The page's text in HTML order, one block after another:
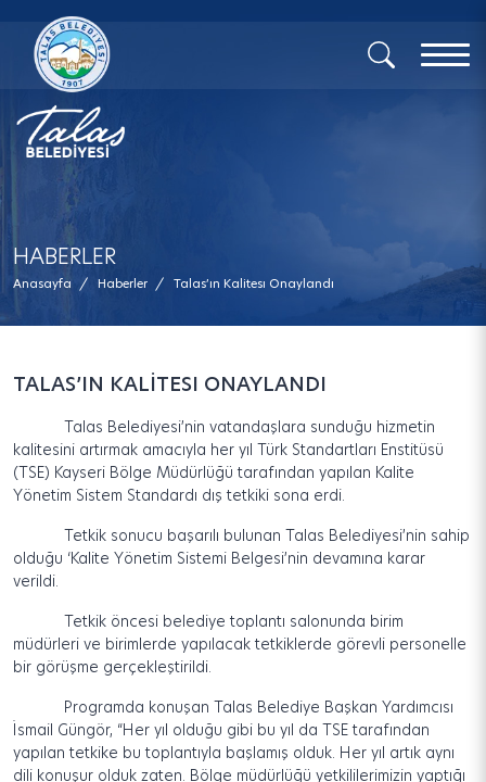
x
HABERLER
Anasayfa / Haberler / Talas’ın Kalitesı Onaylandı
TALAS’IN KALİTESI ONAYLANDI
Talas Belediyesi’nin vatandaşlara sunduğu hizmetin
kalitesini artırmak amacıyla her yıl Türk Standartları Enstitüsü
(TSE) Kayseri Bölge Müdürlüğü tarafından yapılan Kalite
Yönetim Sistem Standardı dış tetkiki sona erdi.
Tetkik sonucu başarılı bulunan Talas Belediyesi’nin sahip
olduğu ‘Kalite Yönetim Sistemi Belgesi’nin devamına karar
verildi.
Tetkik öncesi belediye toplantı salonunda birim
müdürleri ve birimlerde yapılacak tetkiklerde görevli personelle
bir görüşme gerçekleştirildi.
Programda konuşan Talas Belediye Başkan Yardımcısı
İsmail Güngör, “Her yıl olduğu gibi bu yıl da TSE tarafından
yapılan tetkike bu toplantıyla başlamış olduk. Her yıl artık aynı
dili konuşur olduk zaten. Bölge müdürlüğü yetkililerimizin yaptığı